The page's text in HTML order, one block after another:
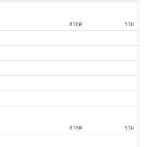
ล่าสุด รวม
ล่าสุด รวม